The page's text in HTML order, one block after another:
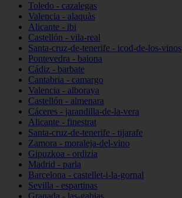
Toledo - cazalegas
Valencia - alaquàs
Alicante - ibi
Castellón - vila-real
Santa-cruz-de-tenerife - icod-de-los-vinos
Pontevedra - baiona
Cádiz - barbate
Cantabria - camargo
Valencia - alboraya
Castellón - almenara
Cáceres - jarandilla-de-la-vera
Alicante - finestrat
Santa-cruz-de-tenerife - tijarafe
Zamora - moraleja-del-vino
Gipuzkoa - ordizia
Madrid - parla
Barcelona - castellet-i-la-gornal
Sevilla - espartinas
Granada - las-gabias